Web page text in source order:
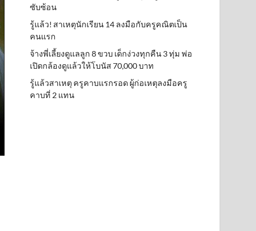
ซับซ้อน
รู้แล้ว! สาเหตุนักเรียน 14 ลงมือกับครูคณิตเป็น
คนแรก
จ้างพี่เลี้ยงดูแลลูก 8 ขวบ เด็กง่วงทุกคืน 3 ทุ่ม พ่อ
เปิดกล้องดูแล้วให้โบนัส 70,000 บาท
รู้แล้วสาเหตุ ครูคาบแรกรอด ผู้ก่อเหตุลงมือครู
คาบที่ 2 แทน